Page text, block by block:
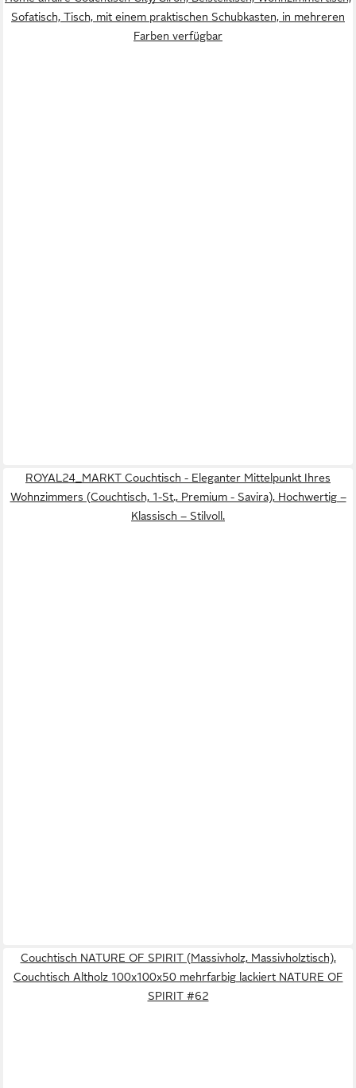
Sofatisch, Tisch, mit einem praktischen Schubkasten, in mehreren
Farben verfügbar
ROYAL24_MARKT Couchtisch - Eleganter Mittelpunkt Ihres
Wohnzimmers (Couchtisch, 1-St., Premium - Savira), Hochwertig –
Klassisch – Stilvoll.
Couchtisch NATURE OF SPIRIT (Massivholz, Massivholztisch),
Couchtisch Altholz 100x100x50 mehrfarbig lackiert NATURE OF
SPIRIT #62